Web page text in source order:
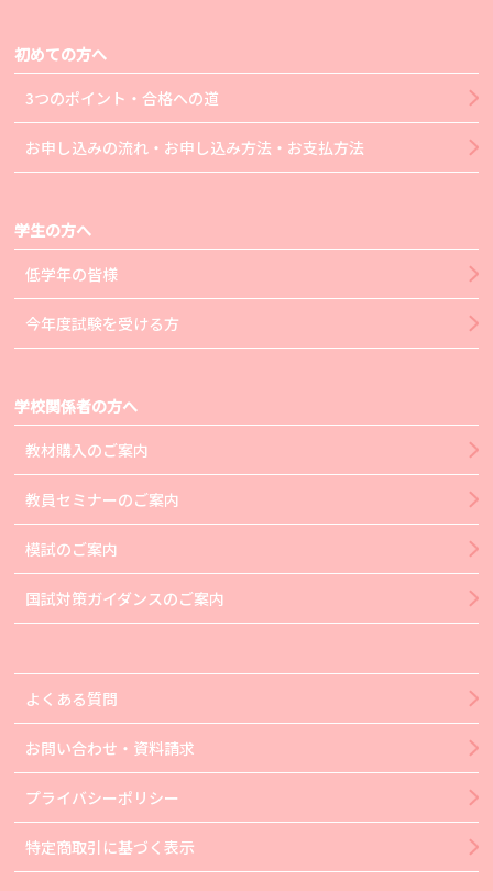
初めての方へ
3つのポイント・合格への道
お申し込みの流れ・お申し込み方法・お支払方法
学生の方へ
低学年の皆様
今年度試験を受ける方
学校関係者の方へ
教材購入のご案内
教員セミナーのご案内
模試のご案内
国試対策ガイダンスのご案内
よくある質問
お問い合わせ・資料請求
プライバシーポリシー
特定商取引に基づく表示